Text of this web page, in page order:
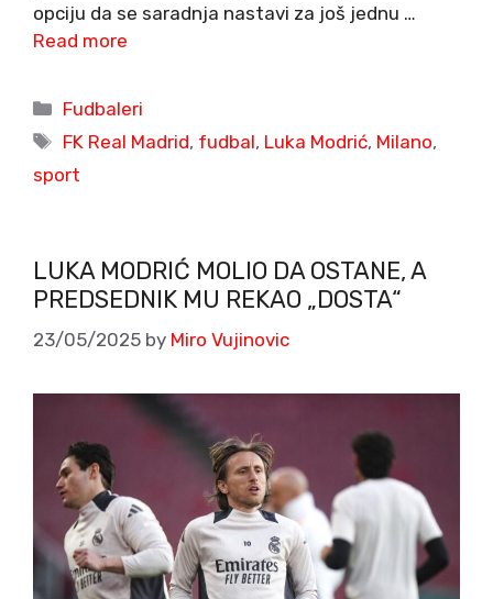
opciju da se saradnja nastavi za još jednu …
Read more
Categories
Fudbaleri
Tags
FK Real Madrid, fudbal, Luka Modrić, Milano,
sport
LUKA MODRIĆ MOLIO DA OSTANE, A
PREDSEDNIK MU REKAO „DOSTA“
23/05/2025 by Miro Vujinovic